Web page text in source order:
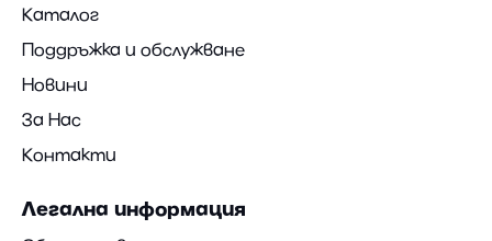
Каталог
Поддръжка и обслужване
Новини
За Нас
Контакти
Легална информация